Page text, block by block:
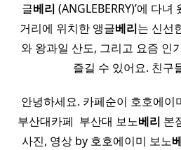
글베리 (ANGLEBERRY)’에 다
거리에 위치한 앵글베리는 신선
와 왕과일 산도, 그리고 요즘 인
즐길 수 있어요. 친구
안녕하세요. 카페순이 호호에이
부산대카페 ​ 부산대 보노베리 본
사진, 영상 by 호호에이미 보노